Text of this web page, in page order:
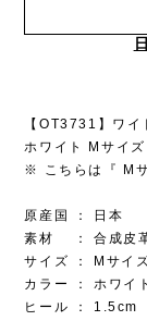
【OT3731】ワ
ホワイト Mサイズ
※ こちらは『 M
原産国 ： 日本
素材 ： 合成皮
サイズ ： Mサイ
カラー ： ホワイト
ヒール ： 1.5cm